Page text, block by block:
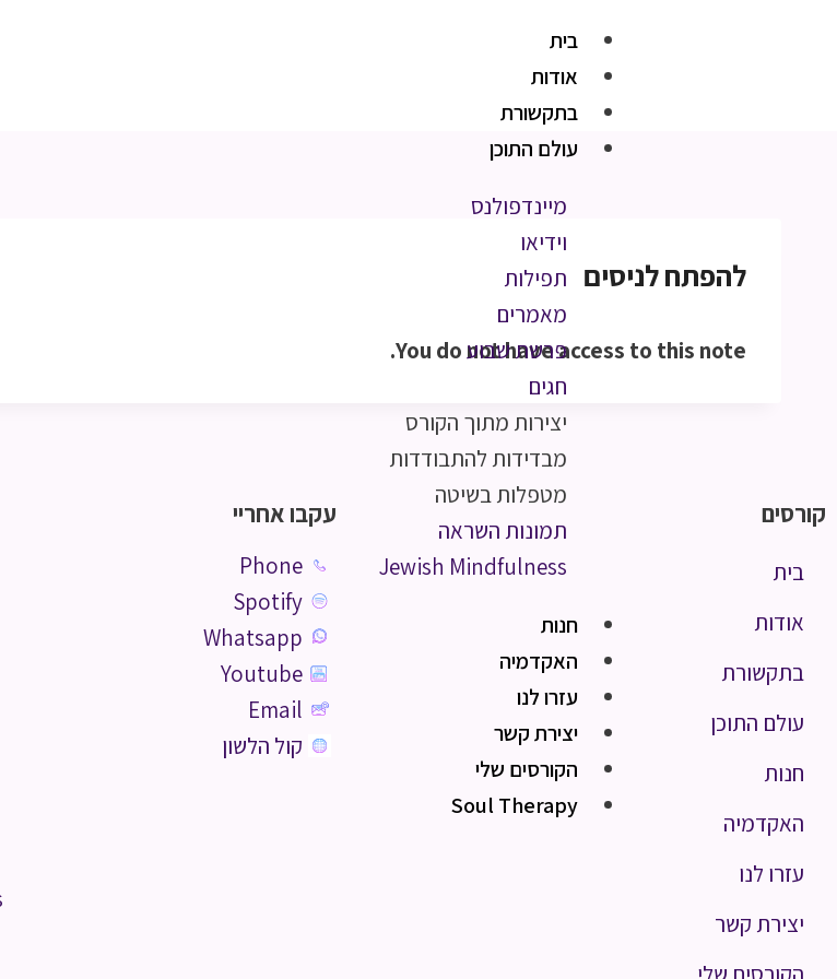
בית
אודות
בתקשורת
עולם התוכן
מיינדפולנס
וידיאו
תפילות
מאמרים
פרשת שבוע
חגים
יצירות מתוך הקורס
מבדידות להתבודדות
מטפלות בשיטה
תמונות השראה
Jewish Mindfulness
חנות
האקדמיה
עזרו לנו
יצירת קשר
הקורסים שלי
Soul Therapy
להפתח לניסים
You do not have access to this note.
קורסים
בית
אודות
בתקשורת
עולם התוכן
חנות
האקדמיה
עזרו לנו
יצירת קשר
עקבו אחריי
Phone
Spotify
Whatsapp
Youtube
Email
קול הלשון